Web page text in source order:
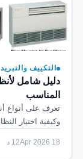
التكييف والتبريد
دليل شامل
المناسب
وكيفية اختيار
18 Apr 2026 12 د